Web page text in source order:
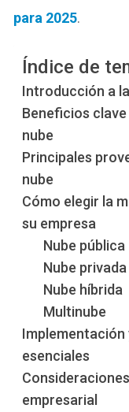
para 2025.
Índice de
Introducción a
Beneficios
nube
Principales
nube
Cómo elegir la
su empresa
Nube pública
Nube privada
Nube híbrida
Multinube
Implementación
esenciales
empresarial